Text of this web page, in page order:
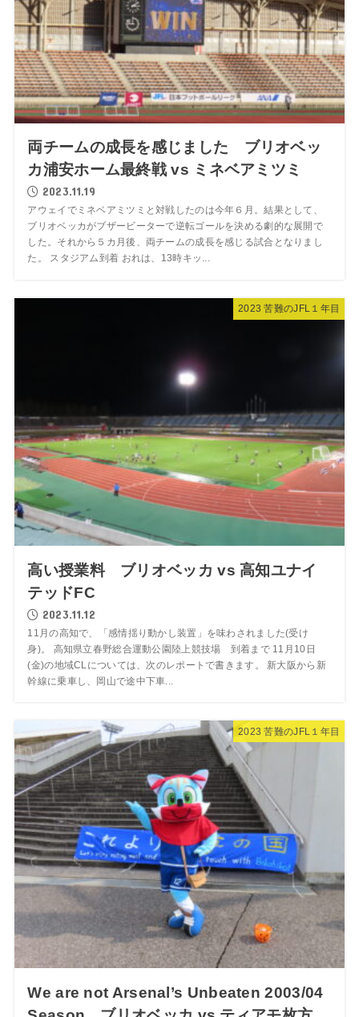
両チームの成長を感じました ブリオベッ
カ浦安ホーム最終戦 vs ミネベアミツミ
2023.11.19
アウェイでミネベアミツミと対戦したのは今年６月。結果として、
ブリオベッカがブザービーターで逆転ゴールを決める劇的な展開で
した。それから５カ月後、両チームの成長を感じる試合となりまし
た。 スタジアム到着 おれは、13時キッ...
2023 苦難のJFL１年目
高い授業料 ブリオベッカ vs 高知ユナイ
テッドFC
2023.11.12
11月の高知で、「感情揺り動かし装置」を味わされました(受け
身)。 高知県立春野総合運動公園陸上競技場 到着まで 11月10日
(金)の地域CLについては、次のレポートで書きます。 新大阪から新
幹線に乗車し、岡山で途中下車...
2023 苦難のJFL１年目
We are not Arsenal’s Unbeaten 2003/04